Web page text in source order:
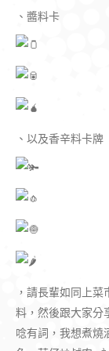
、醬料卡
、以及香辛料卡牌
，請長輩如同上
料，然後跟大家分
唸有詞，我想煮燒